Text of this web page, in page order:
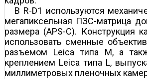
В R-D1 используются
мегапиксельная ПЗС-матрица
размера (APS-C). Конструкция
использовать сменные
разъемом Leica типа M, а
креплением Leica типа L,
миллиметровых пленочных